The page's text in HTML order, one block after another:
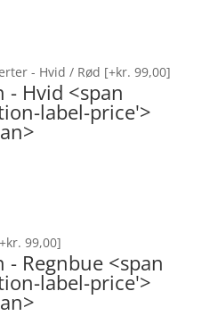
- Hvid / Rød [+kr. 99,00]
- Hvid <span
label-price'>
99,00]
Regnbue <span
label-price'>